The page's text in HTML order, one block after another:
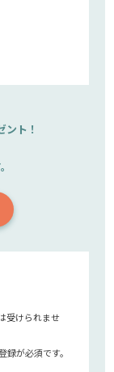
ト！
受けられませ
が必須です。